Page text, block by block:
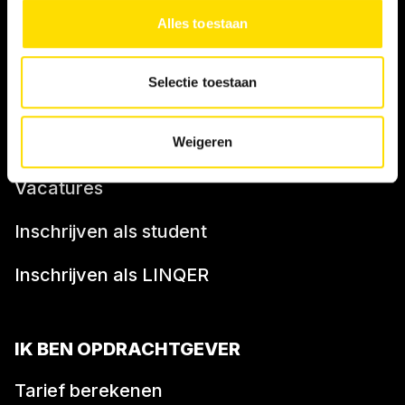
Alles toestaan
Selectie toestaan
Weigeren
Antidiscriminatiebeleid
Vacatures
Inschrijven als student
Inschrijven als LINQER
IK BEN OPDRACHTGEVER
Tarief berekenen